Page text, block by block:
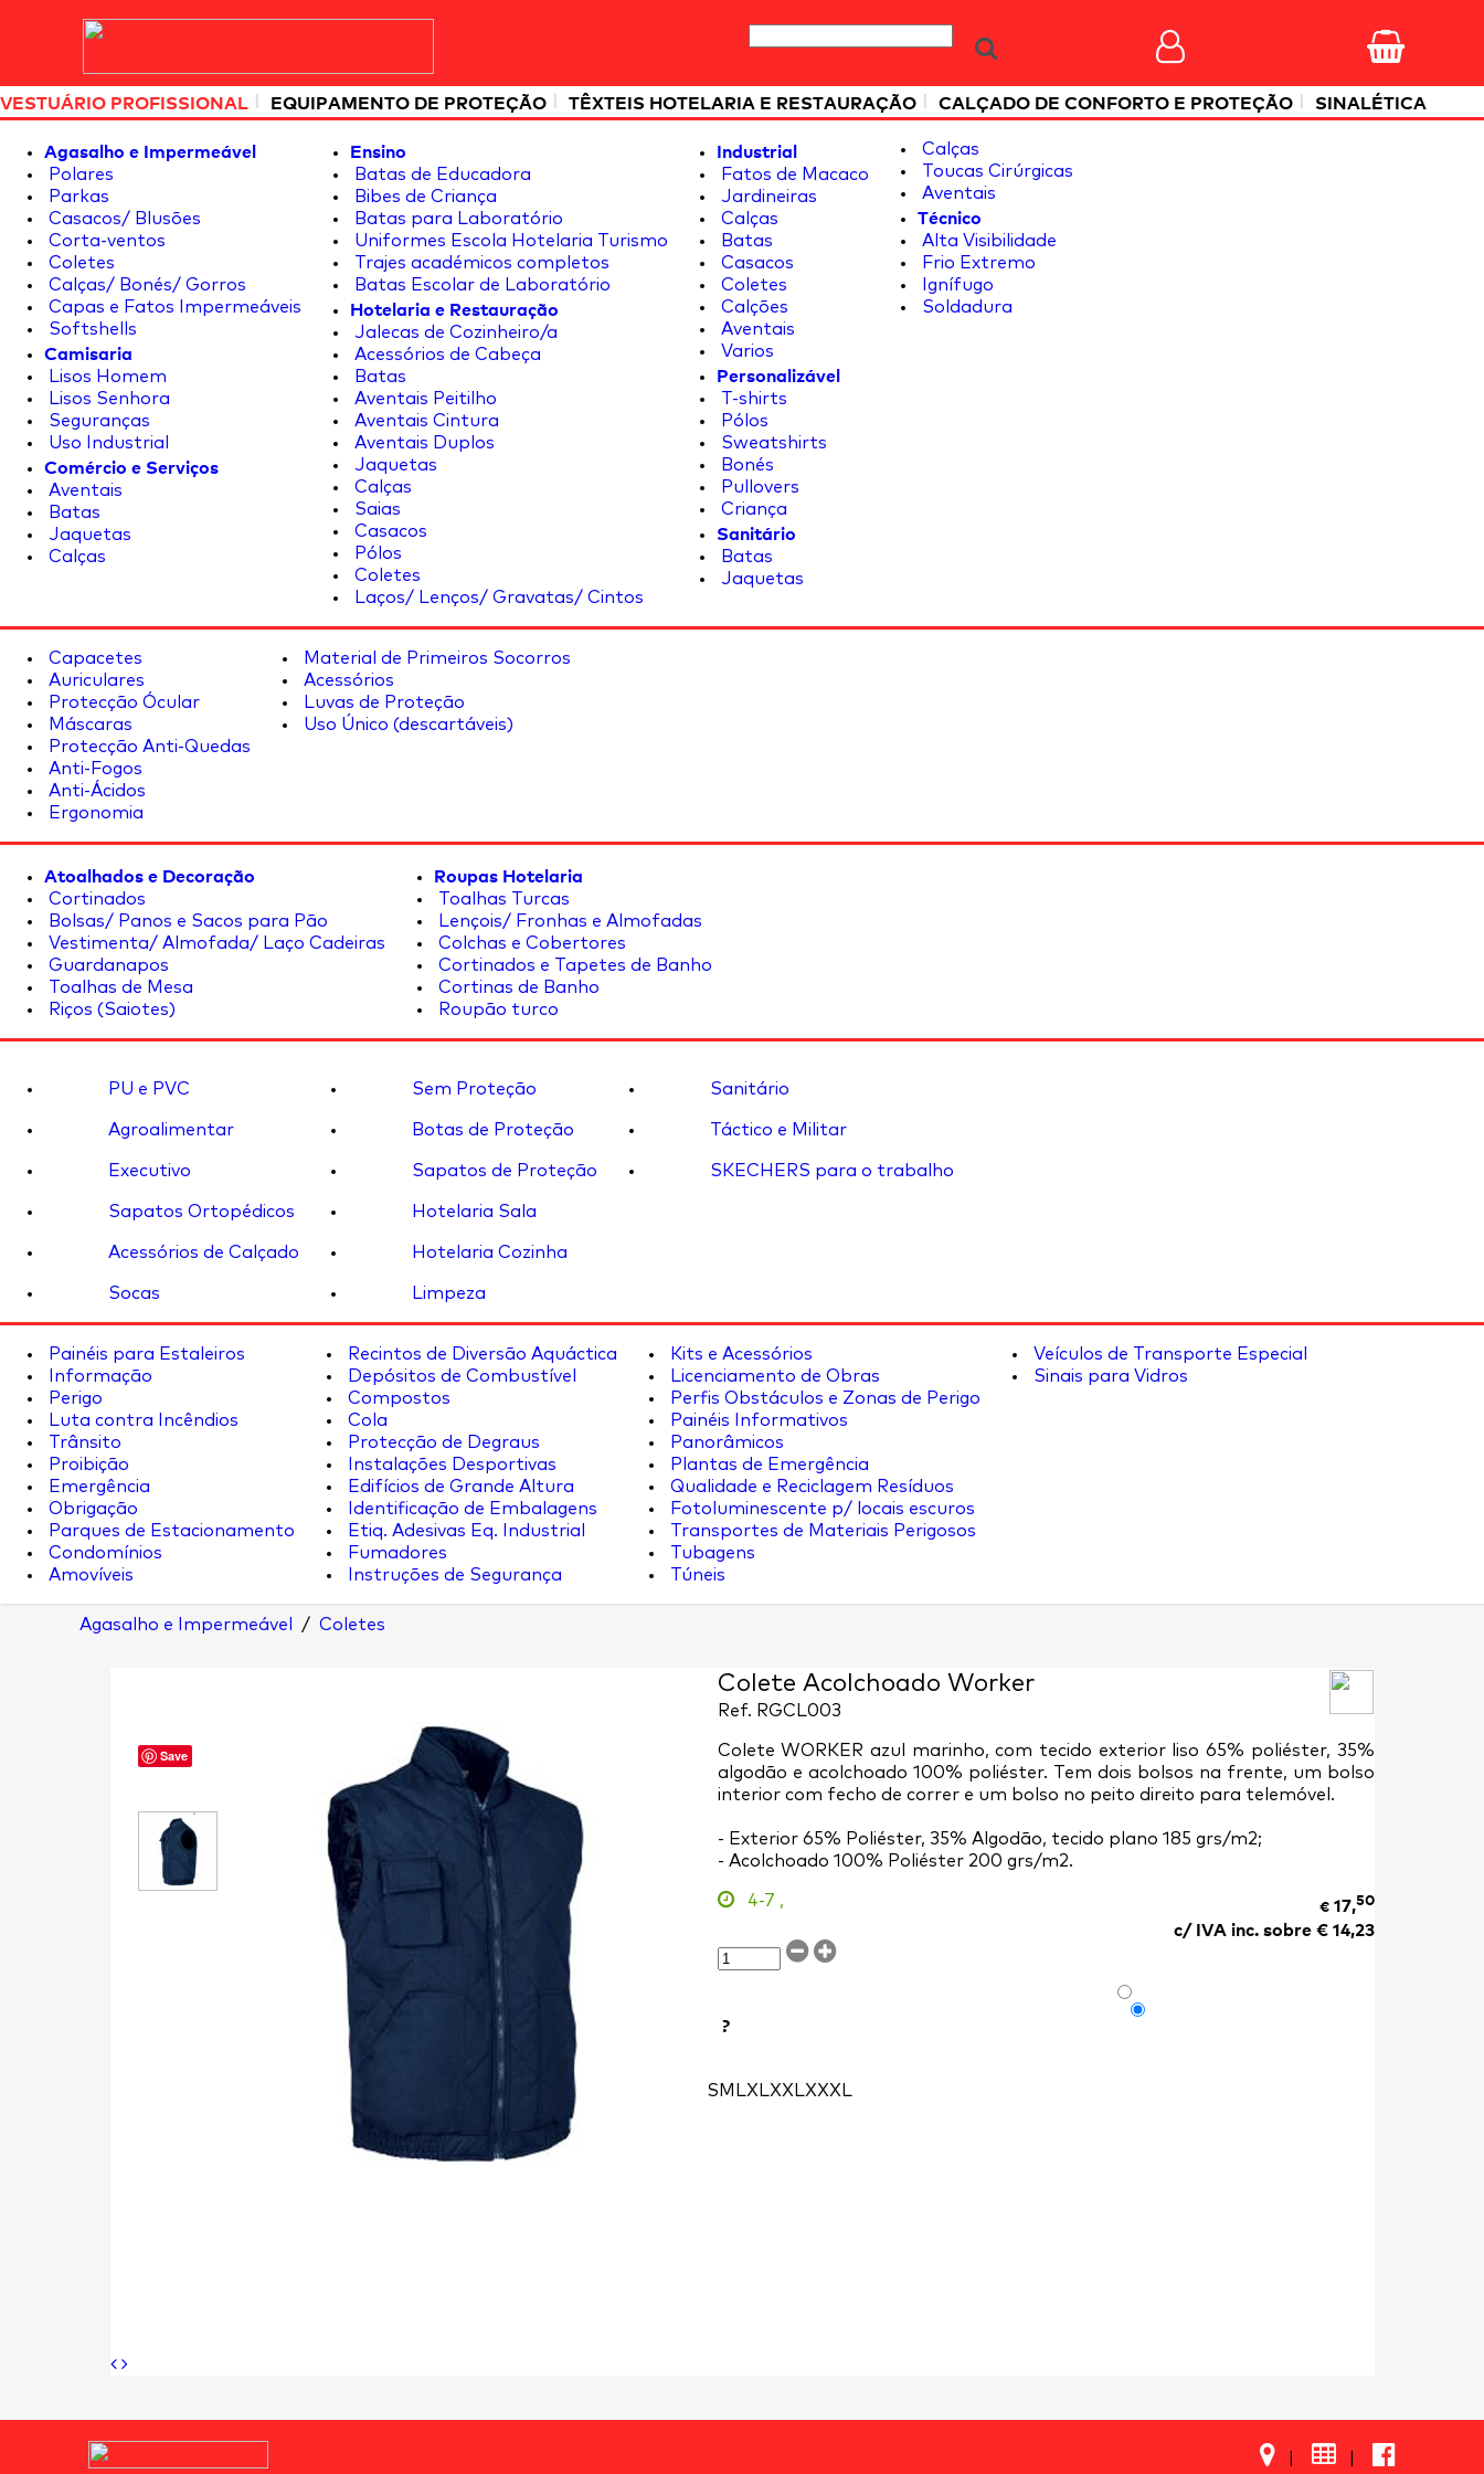
VESTUÁRIO PROFISSIONAL | EQUIPAMENTO DE PROTEÇÃO | TÊXTEIS HOTELARIA E RESTAURAÇÃO | CALÇADO DE CONFORTO E PROTEÇÃO | SINALÉTICA
Agasalho e Impermeável
Polares
Parkas
Casacos/ Blusões
Corta-ventos
Coletes
Calças/ Bonés/ Gorros
Capas e Fatos Impermeáveis
Softshells
Camisaria
Lisos Homem
Lisos Senhora
Seguranças
Uso Industrial
Comércio e Serviços
Aventais
Batas
Jaquetas
Calças
Ensino
Batas de Educadora
Bibes de Criança
Batas para Laboratório
Uniformes Escola Hotelaria Turismo
Trajes académicos completos
Batas Escolar de Laboratório
Hotelaria e Restauração
Jalecas de Cozinheiro/a
Acessórios de Cabeça
Batas
Aventais Peitilho
Aventais Cintura
Aventais Duplos
Jaquetas
Calças
Saias
Casacos
Pólos
Coletes
Laços/ Lenços/ Gravatas/ Cintos
Industrial
Fatos de Macaco
Jardineiras
Calças
Batas
Casacos
Coletes
Calções
Aventais
Varios
Personalizável
T-shirts
Pólos
Sweatshirts
Bonés
Pullovers
Criança
Sanitário
Batas
Jaquetas
Calças
Toucas Cirúrgicas
Aventais
Técnico
Alta Visibilidade
Frio Extremo
Ignífugo
Soldadura
Capacetes
Auriculares
Protecção Ócular
Máscaras
Protecção Anti-Quedas
Anti-Fogos
Anti-Ácidos
Ergonomia
Material de Primeiros Socorros
Acessórios
Luvas de Proteção
Uso Único (descartáveis)
Atoalhados e Decoração
Cortinados
Bolsas/ Panos e Sacos para Pão
Vestimenta/ Almofada/ Laço Cadeiras
Guardanapos
Toalhas de Mesa
Riços (Saiotes)
Roupas Hotelaria
Toalhas Turcas
Lençois/ Fronhas e Almofadas
Colchas e Cobertores
Cortinados e Tapetes de Banho
Cortinas de Banho
Roupão turco
PU e PVC
Agroalimentar
Executivo
Sapatos Ortopédicos
Acessórios de Calçado
Socas
Sem Proteção
Botas de Proteção
Sapatos de Proteção
Hotelaria Sala
Hotelaria Cozinha
Limpeza
Sanitário
Táctico e Militar
SKECHERS para o trabalho
Painéis para Estaleiros
Informação
Perigo
Luta contra Incêndios
Trânsito
Proibição
Emergência
Obrigação
Parques de Estacionamento
Condomínios
Amovíveis
Recintos de Diversão Aquáctica
Depósitos de Combustível
Compostos
Cola
Protecção de Degraus
Instalações Desportivas
Edifícios de Grande Altura
Identificação de Embalagens
Etiq. Adesivas Eq. Industrial
Fumadores
Instruções de Segurança
Kits e Acessórios
Licenciamento de Obras
Perfis Obstáculos e Zonas de Perigo
Painéis Informativos
Panorâmicos
Plantas de Emergência
Qualidade e Reciclagem Resíduos
Fotoluminescente p/ locais escuros
Transportes de Materiais Perigosos
Tubagens
Túneis
Veículos de Transporte Especial
Sinais para Vidros
Agasalho e Impermeável / Coletes
Save
Colete Acolchoado Worker
Ref. RGCL003
Colete WORKER azul marinho, com tecido exterior liso 65% poliéster, 35%
algodão e acolchoado 100% poliéster. Tem dois bolsos na frente, um bolso
interior com fecho de correr e um bolso no peito direito para telemóvel.
- Exterior 65% Poliéster, 35% Algodão, tecido plano 185 grs/m2;
- Acolchoado 100% Poliéster 200 grs/m2.
4-7 , €17,50
c/ IVA inc. sobre €14,23
?
S M LXLXXLXXXL
